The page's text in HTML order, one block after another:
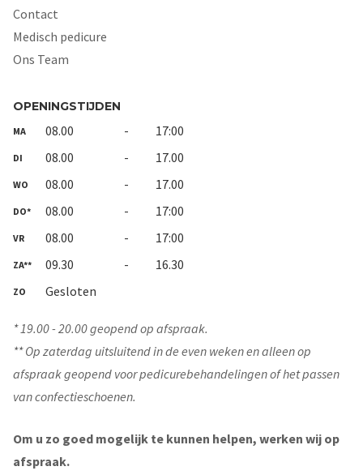
Contact
Medisch pedicure
Ons Team
OPENINGSTIJDEN
MA 08.00 - 17:00
DI 08.00 - 17.00
WO 08.00 - 17.00
DO* 08.00 - 17:00
VR 08.00 - 17:00
ZA** 09.30 - 16.30
ZO Gesloten
* 19.00 - 20.00 geopend op afspraak.
** Op zaterdag uitsluitend in de even weken en alleen op
afspraak geopend voor pedicurebehandelingen of het passen
van confectieschoenen.
Om u zo goed mogelijk te kunnen helpen, werken wij op
afspraak.